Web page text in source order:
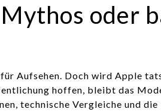
oder
Aufsehen. Doch wird Apple
hoffen, bleibt das
technische Vergleiche und